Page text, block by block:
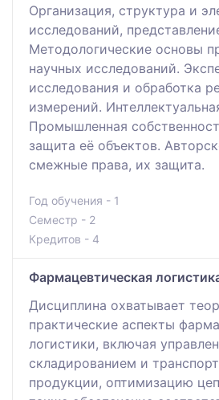
Организация, структура и
исследований,
Методологические основы
научных исследований.
исследования и обработка
измерений.
Промышленная
защита её объектов.
смежные права, их защита.
Год обучения - 1
Семестр - 2
Кредитов - 4
Фармацевтическая
Дисциплина охватывает
практические аспекты
логистики, включая
складированием и
продукции, оптимизацию